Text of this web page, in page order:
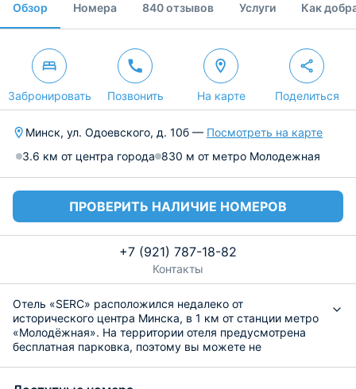
Обзор Номера 840 отзывов Услуги Как
Забронировать Позвонить На карте Поделиться
Минск, ул. Одоевского, д. 10б — Посмотреть на карте
3.6 км от центра города 830 м от метро Молодежная
ПРОВЕРИТЬ НАЛИЧИЕ НОМЕРОВ
+7 (921) 787-18-82
Контакты
Отель «SERC» расположился недалеко от
исторического центра Минска, в 1 км от станции метро
«Молодёжная». На территории отеля предусмотрена
бесплатная парковка, поэтому вы можете не